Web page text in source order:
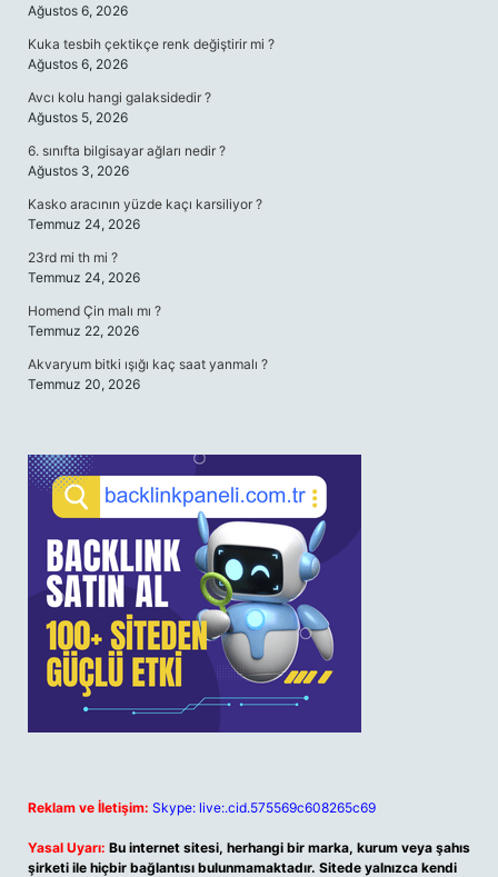
Ağustos 6, 2026
Kuka tesbih çektikçe renk değiştirir mi ?
Ağustos 6, 2026
Avcı kolu hangi galaksidedir ?
Ağustos 5, 2026
6. sınıfta bilgisayar ağları nedir ?
Ağustos 3, 2026
Kasko aracının yüzde kaçı karsiliyor ?
Temmuz 24, 2026
23rd mi th mi ?
Temmuz 24, 2026
Homend Çin malı mı ?
Temmuz 22, 2026
Akvaryum bitki ışığı kaç saat yanmalı ?
Temmuz 20, 2026
Reklam ve İletişim: Skype: live:.cid.575569c608265c69
Yasal Uyarı: Bu internet sitesi, herhangi bir marka, kurum veya şahıs
şirketi ile hiçbir bağlantısı bulunmamaktadır. Sitede yalnızca kendi